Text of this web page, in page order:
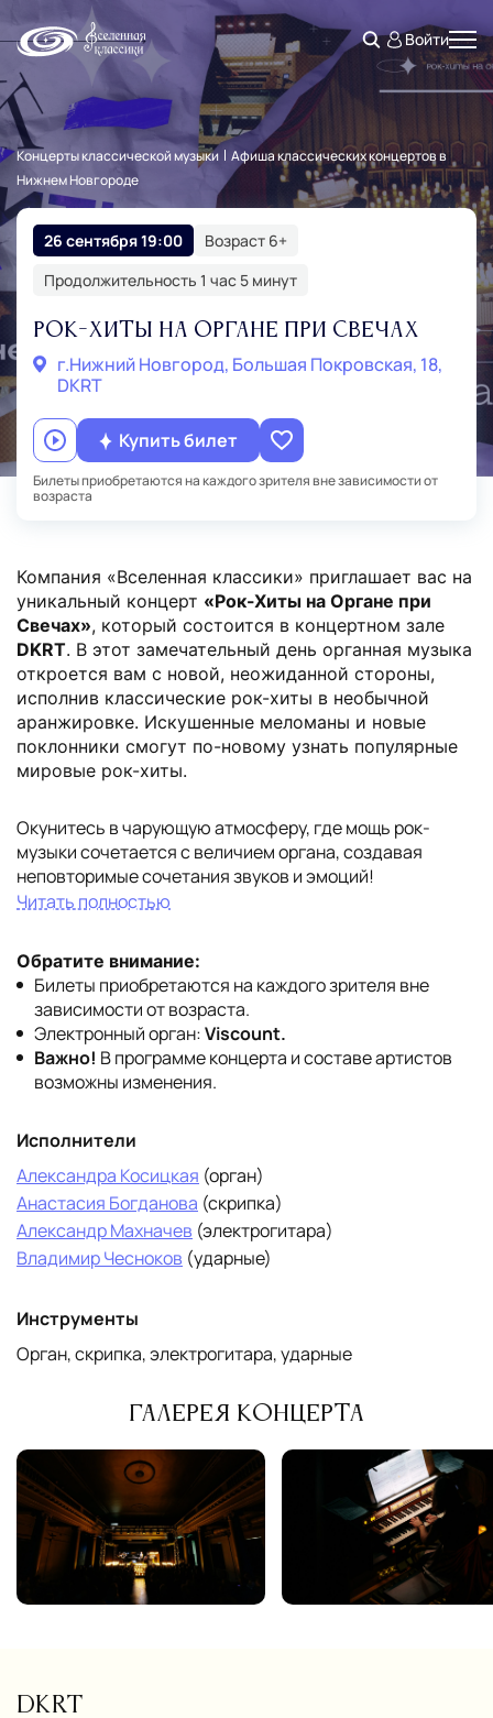
Войти
Концерты классической музыки
Афиша классических концертов в
Нижнем Новгороде
26 сентября 19:00
Продолжительность 1 час 5 минут
Возраст 6+
Рок-Хиты на Органе при Свечах
г.Нижний Новгород, Большая Покровская, 18,
DKRT
Купить билет
Билеты приобретаются на каждого зрителя вне зависимости от
возраста
Компания «Вселенная классики» приглашает вас на
уникальный концерт «Рок-Хиты на Органе при
Свечах», который состоится в концертном зале
DKRT. В этот замечательный день органная музыка
откроется вам с новой, неожиданной стороны,
исполнив классические рок-хиты в необычной
аранжировке. Искушенные меломаны и новые
поклонники смогут по-новому узнать популярные
мировые рок-хиты.
Окунитесь в чарующую атмосферу, где мощь рок-
музыки сочетается с величием органа, создавая
неповторимые сочетания звуков и эмоций!
Читать полностью
Обратите внимание:
Билеты приобретаются на каждого зрителя вне
зависимости от возраста.
Электронный орган:Viscount.
Важно! В программе концерта и составе артистов
возможны изменения.
Исполнители
Александра Косицкая (орган)
Анастасия Богданова (скрипка)
Александр Махначев (электрогитара)
Владимир Чесноков (ударные)
Инструменты
Орган, скрипка, электрогитара, ударные
Галерея концерта
DKRT